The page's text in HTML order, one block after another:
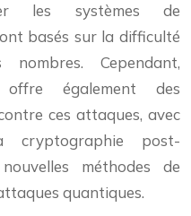
les systèmes de
basés sur la difficulté
Cependant,
offre également des
ces attaques, avec
cryptographie post-
méthodes de
quantiques.